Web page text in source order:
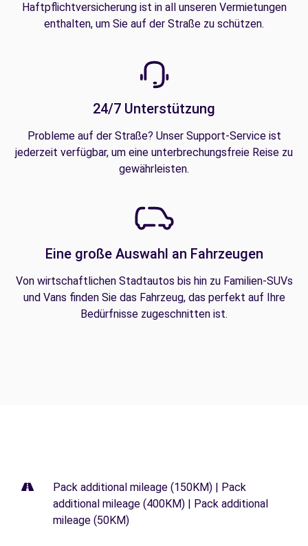
Haftpflichtversicherung ist in all unseren Vermietungen
enthalten, um Sie auf der Straße zu schützen.
24/7 Unterstützung
Probleme auf der Straße? Unser Support-Service ist
jederzeit verfügbar, um eine unterbrechungsfreie Reise zu
gewährleisten.
Eine große Auswahl an Fahrzeugen
Von wirtschaftlichen Stadtautos bis hin zu Familien-SUVs
und Vans finden Sie das Fahrzeug, das perfekt auf Ihre
Bedürfnisse zugeschnitten ist.
Pack additional mileage (150KM) | Pack
additional mileage (400KM) | Pack additional
mileage (50KM)